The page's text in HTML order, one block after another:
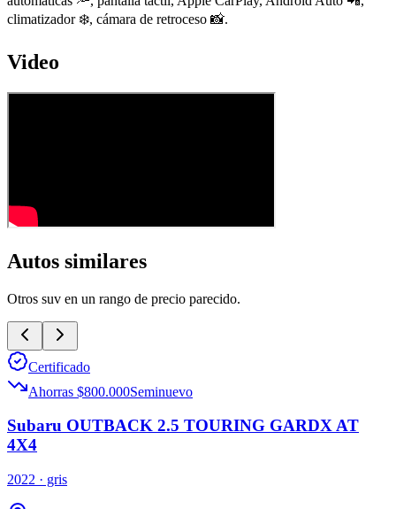
climatizador ❄️, cámara de retroceso 📸.
Video
Autos similares
Otros suv en un rango de precio parecido.
Certificado
Ahorras $800.000Seminuevo
Subaru OUTBACK 2.5 TOURING GARDX AT
4X4
2022 · gris